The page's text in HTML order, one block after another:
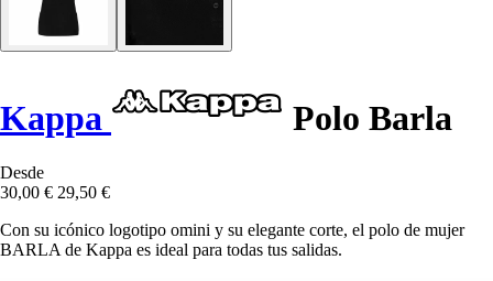
Kappa Polo Barla
Desde
30,00 € 29,50 €
Con su icónico logotipo omini y su elegante corte, el polo de mujer
BARLA de Kappa es ideal para todas tus salidas.